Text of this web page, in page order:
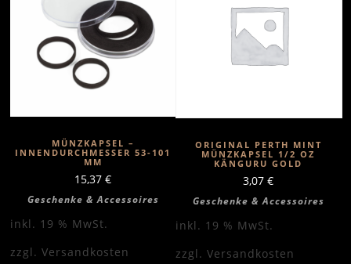
MÜNZKAPSEL –
INNENDURCHMESSER 53-101
MM
15,37 €
Geschenke & Accessoires
inkl. 19 % MwSt.
zzgl. Versandkosten
ORIGINAL PERTH MINT
MÜNZKAPSEL 1/2 OZ
KÄNGURU GOLD
3,07 €
Geschenke & Accessoires
inkl. 19 % MwSt.
zzgl. Versandkosten